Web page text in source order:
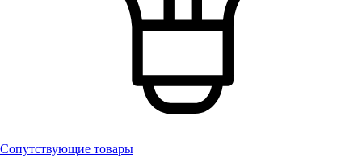
Сопутствующие товары